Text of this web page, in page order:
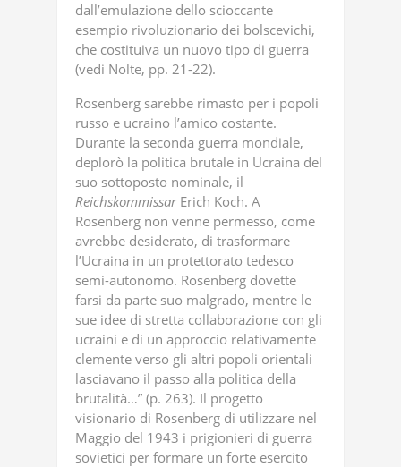
dall’emulazione dello scioccante
esempio rivoluzionario dei bolscevichi,
che costituiva un nuovo tipo di guerra
(vedi Nolte, pp. 21-22).
Rosenberg sarebbe rimasto per i popoli
russo e ucraino l’amico costante.
Durante la seconda guerra mondiale,
deplorò la politica brutale in Ucraina del
suo sottoposto nominale, il
ReichskommissarErich Koch. A
Rosenberg non venne permesso, come
avrebbe desiderato, di trasformare
l’Ucraina in un protettorato tedesco
semi-autonomo. Rosenberg dovette
farsi da parte suo malgrado, mentre le
sue idee di stretta collaborazione con gli
ucraini e di un approccio relativamente
clemente verso gli altri popoli orientali
lasciavano il passo alla politica della
brutalità…” (p. 263). Il progetto
visionario di Rosenberg di utilizzare nel
Maggio del 1943 i prigionieri di guerra
sovietici per formare un forte esercito